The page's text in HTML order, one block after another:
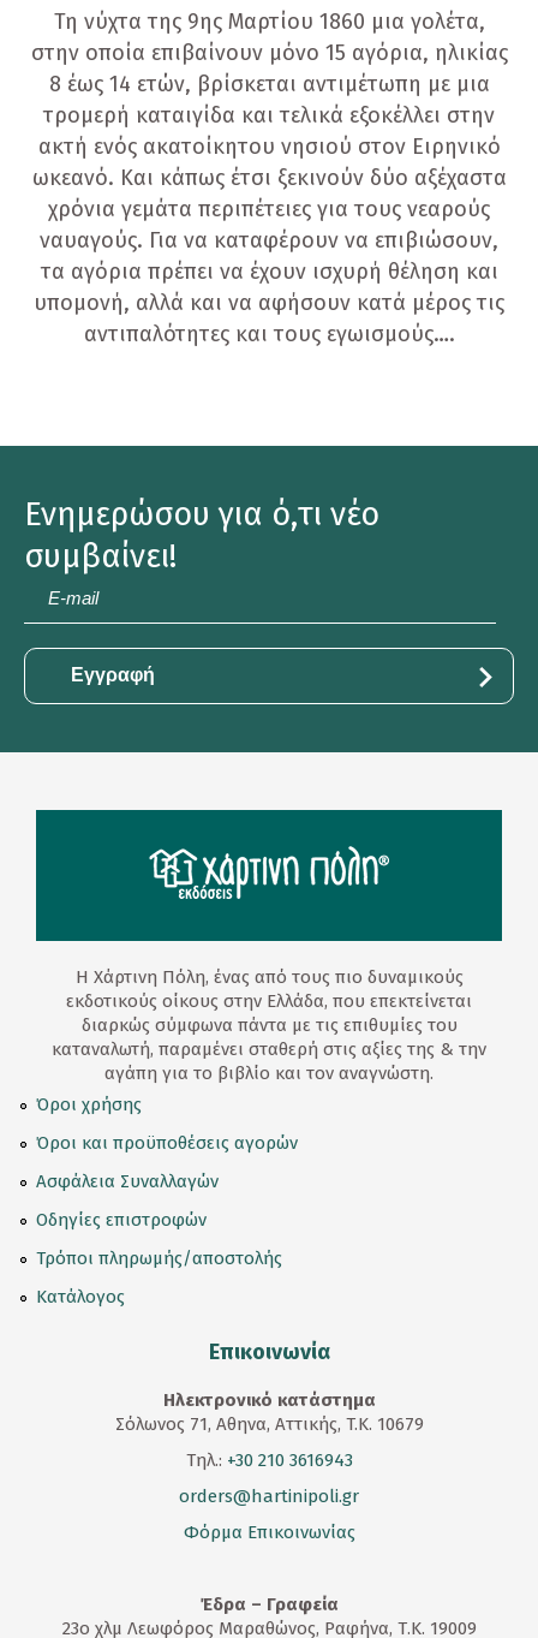
Τη νύχτα της 9ης Μαρτίου 1860 μια γολέτα,
στην οποία επιβαίνουν μόνο 15 αγόρια, ηλικίας
8 έως 14 ετών, βρίσκεται αντιμέτωπη με μια
τρομερή καταιγίδα και τελικά εξοκέλλει στην
ακτή ενός ακατοίκητου νησιού στον Ειρηνικό
ωκεανό. Και κάπως έτσι ξεκινούν δύο αξέχαστα
χρόνια γεμάτα περιπέτειες για τους νεαρούς
ναυαγούς. Για να καταφέρουν να επιβιώσουν,
τα αγόρια πρέπει να έχουν ισχυρή θέληση και
υπομονή, αλλά και να αφήσουν κατά μέρος τις
αντιπαλότητες και τους εγωισμούς….
Ενημερώσου για ό,τι νέο
συμβαίνει!
Η Χάρτινη Πόλη, ένας από τους πιο δυναμικούς
εκδοτικούς οίκους στην Ελλάδα, που επεκτείνεται
διαρκώς σύμφωνα πάντα με τις επιθυμίες του
καταναλωτή, παραμένει σταθερή στις αξίες της & την
αγάπη για το βιβλίο και τον αναγνώστη.
Όροι χρήσης
Όροι και προϋποθέσεις αγορών
Ασφάλεια Συναλλαγών
Οδηγίες επιστροφών
Τρόποι πληρωμής/αποστολής
Κατάλογος
Επικοινωνία
Ηλεκτρονικό κατάστημα
Σόλωνος 71, Αθηνα, Αττικής, T.K. 10679
Τηλ.: +30 210 3616943
orders@hartinipoli.gr
Φόρμα Επικοινωνίας
Έδρα – Γραφεία
23ο χλμ Λεωφόρος Μαραθώνος, Ραφήνα, Τ.Κ. 19009